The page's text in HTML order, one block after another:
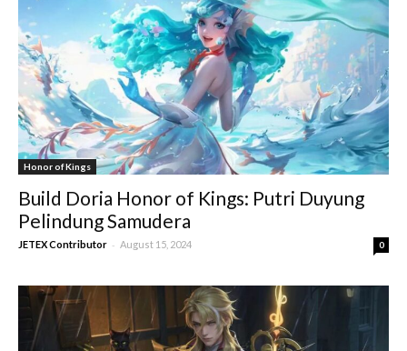
Honor of Kings
Build Doria Honor of Kings: Putri Duyung
Pelindung Samudera
JETEX Contributor - August 15, 2024 0